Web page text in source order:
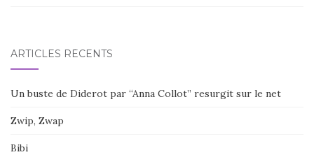
ARTICLES RÉCENTS
Un buste de Diderot par “Anna Collot” resurgit sur le net
Zwip, Zwap
Bibi